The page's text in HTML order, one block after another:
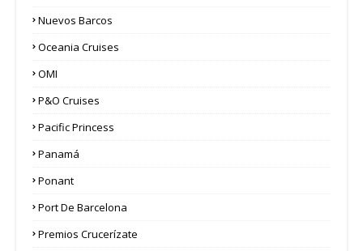
Nuevos Barcos
Oceania Cruises
OMI
P&O Cruises
Pacific Princess
Panamá
Ponant
Port De Barcelona
Premios Crucerízate